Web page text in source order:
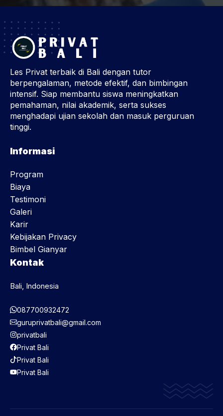
Les Privat terbaik di Bali dengan tutor
berpengalaman, metode efektif, dan bimbingan
intensif. Siap membantu siswa meningkatkan
pemahaman, nilai akademik, serta sukses
menghadapi ujian sekolah dan masuk perguruan
tinggi.
Informasi
Program
Biaya
Testimoni
Galeri
Karir
Kebijakan Privacy
Bimbel Gianyar
Kontak
Bali, Indonesia
087700932472
guruprivatbali@gmail.com
privatbali
Privat Bali
Privat Bali
Privat Bali